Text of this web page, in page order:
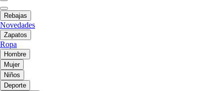
Rebajas
Novedades
Zapatos
Ropa
Hombre
Mujer
Niños
Deporte